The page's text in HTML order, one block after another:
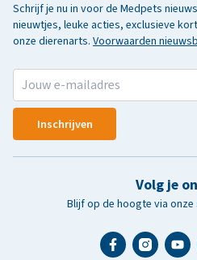
Schrijf je nu in voor de Medpets
nieuwtjes, leuke acties, exclusieve
onze dierenarts. Voorwaarden
Inschrijven
Volg je
Blijf op de hoogte via onze